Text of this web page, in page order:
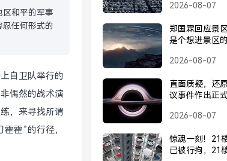
区和平的军事
任何形式的
自卫队举行的
偶然的战术演
，来寻找所谓
霍”的行径，
紧急回应，父
2026-08-07
郑国霖回应景
是个想进景区
2026-08-07
直面质疑，还
议事件作出正
2026-08-07
惊魂一刻！21
已被行拘，21